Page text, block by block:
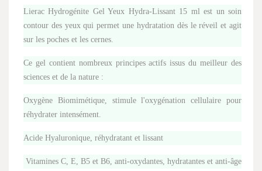
Lierac Hydrogénite Gel Yeux Hydra-Lissant 15 ml est un soin
contour des yeux qui permet une hydratation dès le réveil et agit
sur les poches et les cernes.
Ce gel contient nombreux principes actifs issus du meilleur des
sciences et de la nature :
Oxygène Biomimétique, stimule l'oxygénation cellulaire pour
réhydrater intensément.
Acide Hyaluronique, réhydratant et lissant
Vitamines C, E, B5 et B6, anti-oxydantes, hydratantes et anti-âge